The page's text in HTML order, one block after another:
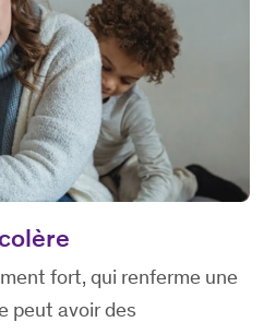
fort, qui renferme une
peut avoir des